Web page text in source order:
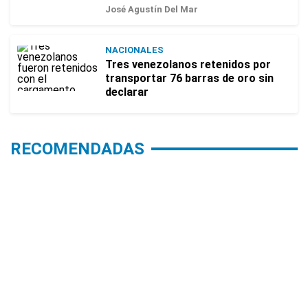
José Agustín Del Mar
NACIONALES
Tres venezolanos retenidos por
transportar 76 barras de oro sin
declarar
RECOMENDADAS